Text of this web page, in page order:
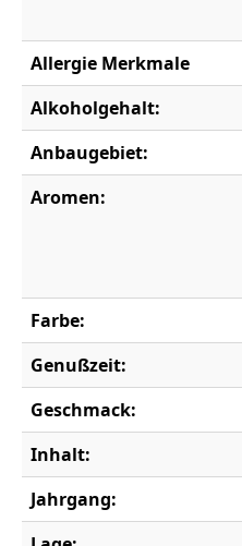
Allergie Merkmale
Alkoholgehalt:
Anbaugebiet:
Aromen:
Farbe:
Genußzeit:
Geschmack:
Inhalt:
Jahrgang: